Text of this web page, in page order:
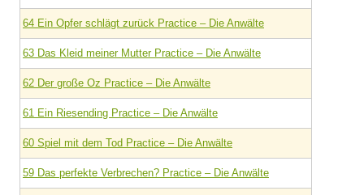
64 Ein Opfer schlägt zurück Practice – Die Anwälte
63 Das Kleid meiner Mutter Practice – Die Anwälte
62 Der große Oz Practice – Die Anwälte
61 Ein Riesending Practice – Die Anwälte
60 Spiel mit dem Tod Practice – Die Anwälte
59 Das perfekte Verbrechen? Practice – Die Anwälte